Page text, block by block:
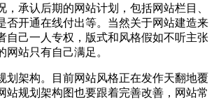
，承认后期的网站计划，包括网站栏目、
否开通在线付出等。当然关于网站建造来
自己一人专权，版式和风格假如不听主张
站只有自己满足。
划架构。目前网站风格正在发作天翻地覆
站规划架构图也要跟着完善改善，网站常